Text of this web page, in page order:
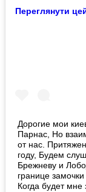
Переглянути
Дорогие мои
Парнас, Но
от нас.
году, Будем
Брежневу и
границе
Когда будет мне